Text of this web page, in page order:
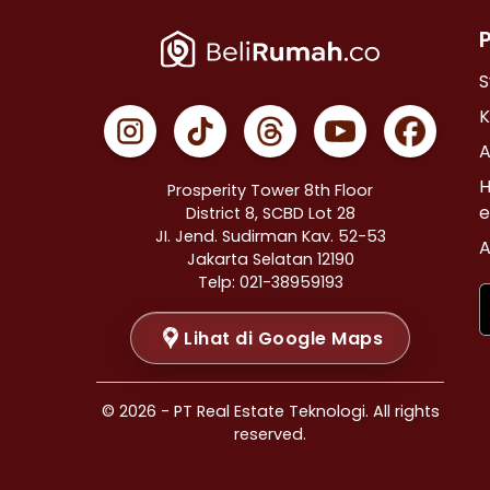
Properti Dijual di Johar Baru >
Properti Dijual di Menteng >
Properti Dijual di Tanah Abang >
Properti Dijual di Kramat >
Properti Dijual di Bendungan Hilir >
Properti Dijual di Jakarta Selatan >
Properti Dijual di Cilandak >
Properti Dijual di Gandaria Selatan >
Properti Dijual di Cipete Selatan >
Properti Dijual di Lenteng Agung >
Properti Dijual di Pondok Pinang >
Properti Dijual di Kebayoran Baru >
Properti Dijual di Mampang Prapatan >
Prosperity Tower 8th Floor
District 8, SCBD Lot 28
JI. Jend. Sudirman Kav. 52-53
Jakarta Selatan 12190
Telp: 021-38959193
Lihat di Google Maps
© 2026 - PT Real Estate Teknologi. All rights
reserved.